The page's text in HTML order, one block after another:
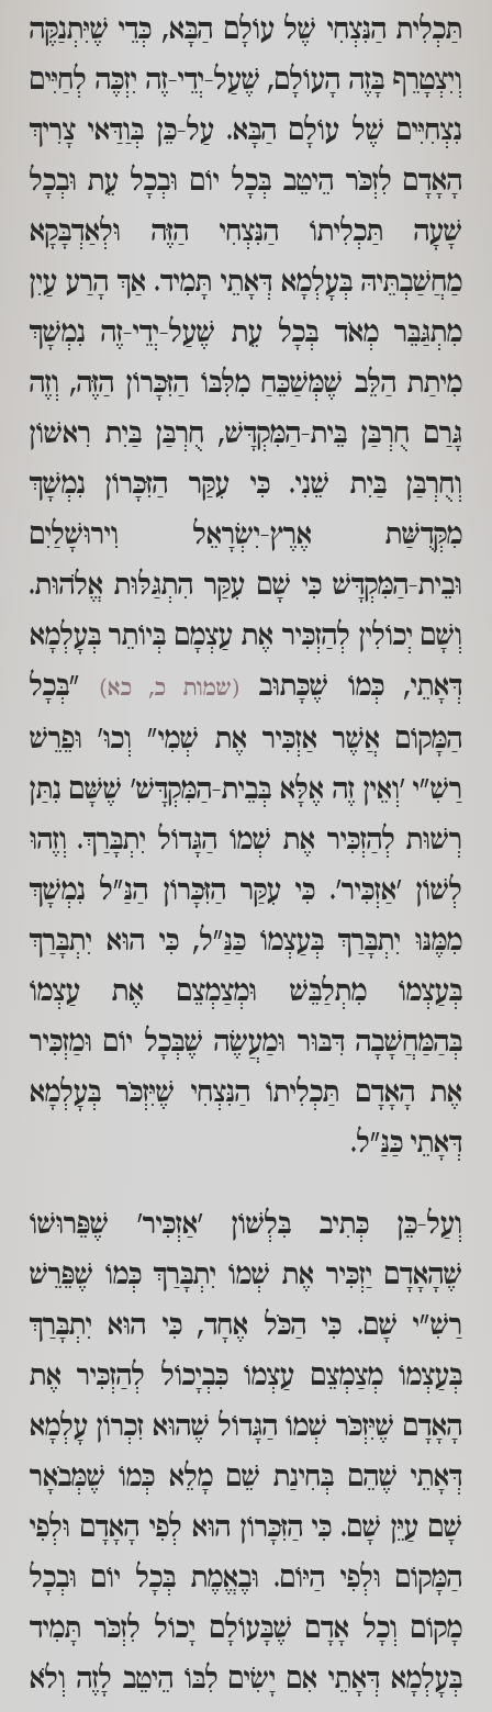
תַּכְלִית הַנִּצְחִי שֶׁל עוֹלָם הַבָּא, כְּדֵי שֶׁיִּתְנַקֶּה
וְיִצְטָרֵף בָּזֶה הָעוֹלָם, שֶׁעַל-יְדֵי-זֶה יִזְכֶּה לְחַיִּים
נִצְחִיִּים שֶׁל עוֹלָם הַבָּא. עַל-כֵּן בְּוַדַּאי צָרִיךְ
הָאָדָם לִזְכֹּר הֵיטֵב בְּכָל יוֹם וּבְכָל עֵת וּבְכָל
שָׁעָה תַּכְלִיתוֹ הַנִּצְחִי הַזֶּה וּלְאַדְבָּקָא
מַחֲשַׁבְתֵּיהּ בְּעָלְמָא דְּאָתֵי תָּמִיד. אַךְ הָרַע עַיִן
מִתְגַּבֵּר מְאֹד בְּכָל עֵת שֶׁעַל-יְדֵי-זֶה נִמְשָׁךְ
מִיתַת הַלֵּב שֶׁמְּשַׁכֵּחַ מִלִּבּוֹ הַזִּכָּרוֹן הַזֶּה, וְזֶה
גָּרַם חֻרְבַּן בֵּית-הַמִּקְדָּשׁ, חֻרְבַּן בַּיִת רִאשׁוֹן
וְחֻרְבַּן בַּיִת שֵׁנִי. כִּי עִקַּר הַזִּכָּרוֹן נִמְשָׁךְ
מִקְּדֻשַּׁת אֶרֶץ-יִשְׂרָאֵל וִירוּשָׁלַיִם
וּבֵית-הַמִּקְדָּשׁ כִּי שָׁם עִקַּר הִתְגַּלּוּת אֱלֹהוּת.
וְשָׁם יְכוֹלִין לְהַזְכִּיר אֶת עַצְמָם בְּיוֹתֵר בְּעָלְמָא
דְּאָתֵי, כְּמוֹ שֶׁכָּתוּב
(שמות כ, כא)
"בְּכָל
הַמָּקוֹם אֲשֶׁר אַזְכִּיר אֶת שְׁמִי" וְכוּ' וּפֵרֵשׁ
רַשִׁ"י 'וְאֵין זֶה אֶלָּא בְּבֵית-הַמִּקְדָּשׁ' שֶׁשָּׁם נִתַּן
רְשׁוּת לְהַזְכִּיר אֶת שְׁמוֹ הַגָּדוֹל יִתְבָּרַךְ. וְזֶהוּ
לְשׁוֹן 'אַזְכִּיר'. כִּי עִקַּר הַזִּכָּרוֹן הַנַּ"ל נִמְשָׁךְ
מִמֶּנּוּ יִתְבָּרַךְ בְּעַצְמוֹ כַּנַּ"ל, כִּי הוּא יִתְבָּרַךְ
בְּעַצְמוֹ מִתְלַבֵּשׁ וּמְצַמְצֵם אֶת עַצְמוֹ
בְּהַמַּחֲשָׁבָה דִּבּוּר וּמַעֲשֶׂה שֶׁבְּכָל יוֹם וּמַזְכִּיר
אֶת הָאָדָם תַּכְלִיתוֹ הַנִּצְחִי שֶׁיִּזְכֹּר בְּעָלְמָא
דְּאָתֵי כַּנַּ"ל.
וְעַל-כֵּן כְּתִיב בִּלְשׁוֹן 'אַזְכִּיר' שֶׁפֵּרוּשׁוֹ
שֶׁהָאָדָם יַזְכִּיר אֶת שְׁמוֹ יִתְבָּרַךְ כְּמוֹ שֶׁפֵּרֵשׁ
רַשִׁ"י שָׁם. כִּי הַכֹּל אֶחָד, כִּי הוּא יִתְבָּרַךְ
בְּעַצְמוֹ מְצַמְצֵם עַצְמוֹ כִּבְיָכוֹל לְהַזְכִּיר אֶת
הָאָדָם שֶׁיִּזְכֹּר שְׁמוֹ הַגָּדוֹל שֶׁהוּא זִכְרוֹן עָלְמָא
דְּאָתֵי שֶׁהֵם בְּחִינַת שֵׁם מָלֵא כְּמוֹ שֶׁמְּבֹאָר
שָׁם עַיֵּן שָׁם. כִּי הַזִּכָּרוֹן הוּא לְפִי הָאָדָם וּלְפִי
הַמָּקוֹם וּלְפִי הַיּוֹם. וּבֶאֱמֶת בְּכָל יוֹם וּבְכָל
מָקוֹם וְכָל אָדָם שֶׁבָּעוֹלָם יָכוֹל לִזְכֹּר תָּמִיד
בְּעָלְמָא דְּאָתֵי אִם יָשִׂים לִבּוֹ הֵיטֵב לָזֶה וְלֹא